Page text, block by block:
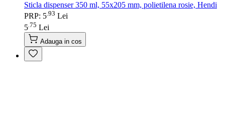
Sticla dispenser 350 ml, 55x205 mm, polietilena rosie, Hendi
PRP: 5.93 Lei
5 75 Lei
Adauga in cos